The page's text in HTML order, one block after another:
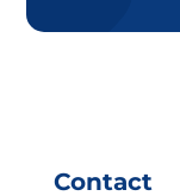
Contact